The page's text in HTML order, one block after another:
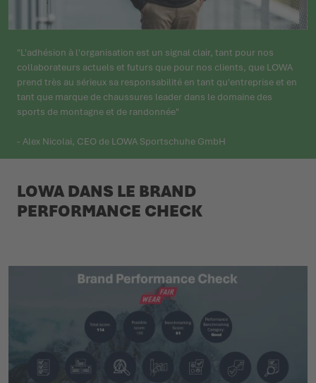
"L'adhésion à l'organisation est un signal clair, tant pour nos
collaborateurs actuels et futurs que pour nos clients, que LOWA
prend très au sérieux sa responsabilité en tant qu'entreprise et en
tant que marque de chaussures leader dans le domaine des
sports de montagne et de randonnée"
- Alex Nicolai, CEO de LOWA Sportschuhe GmbH
LOWA DANS LE BRAND
PERFORMANCE CHECK